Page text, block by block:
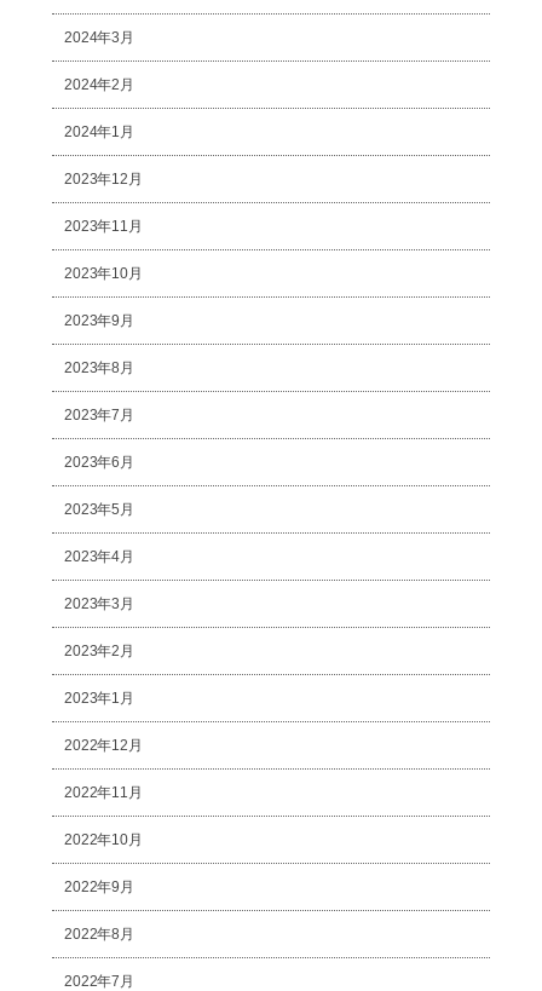
2024年3月
2024年2月
2024年1月
2023年12月
2023年11月
2023年10月
2023年9月
2023年8月
2023年7月
2023年6月
2023年5月
2023年4月
2023年3月
2023年2月
2023年1月
2022年12月
2022年11月
2022年10月
2022年9月
2022年8月
2022年7月